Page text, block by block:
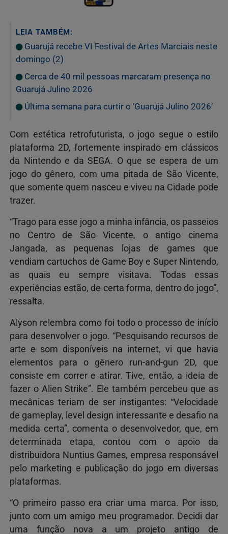
LEIA TAMBÉM:
Guarujá recebe VI Festival de Artes Marciais neste
domingo (2)
Cerca de 40 mil pessoas marcaram presença no
Guarujá Julino 2026
Última semana para curtir o ‘Guarujá Julino 2026’
Com estética retrofuturista, o jogo segue o estilo
plataforma 2D, fortemente inspirado em clássicos
da Nintendo e da SEGA. O que se espera de um
jogo do gênero, com uma pitada de São Vicente,
que somente quem nasceu e viveu na Cidade pode
trazer.
“Trago para esse jogo a minha infância, os passeios
no Centro de São Vicente, o antigo cinema
Jangada, as pequenas lojas de games que
vendiam cartuchos de Game Boy e Super Nintendo,
as quais eu sempre visitava. Todas essas
experiências estão, de certa forma, dentro do jogo”,
ressalta.
Alyson relembra como foi todo o processo de início
para desenvolver o jogo. “Pesquisando recursos de
arte e som disponíveis na internet, vi que havia
elementos para o gênero run-and-gun 2D, que
consiste em correr e atirar. Tive, então, a ideia de
fazer o Alien Strike”. Ele também percebeu que as
mecânicas teriam de ser instigantes: “Velocidade
de gameplay, level design interessante e desafio na
medida certa”, comenta o desenvolvedor, que, em
determinada etapa, contou com o apoio da
distribuidora Nuntius Games, empresa responsável
pelo marketing e publicação do jogo em diversas
plataformas.
“O primeiro passo era criar uma marca. Por isso,
junto com um amigo meu programador. Decidi dar
uma função nova a um projeto antigo de